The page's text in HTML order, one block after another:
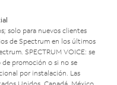
solo para nuevos clientes
de Spectrum en los últimos
SPECTRUM VOICE: se
promoción o si no se
por instalación. Las